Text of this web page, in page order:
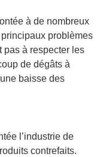
à de nombreux
problèmes
pas à respecter les
de dégâts à
baisse des
l’industrie de
contrefaits.